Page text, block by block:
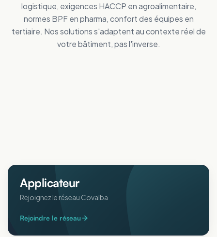
logistique, exigences HACCP en agroalimentaire,
normes BPF en pharma, confort des équipes en
tertiaire. Nos solutions s'adaptent au contexte réel de
votre bâtiment, pas l'inverse.
Tertiaire
Applicateur
Rejoignez le réseau Covalba
Rejoindre le réseau